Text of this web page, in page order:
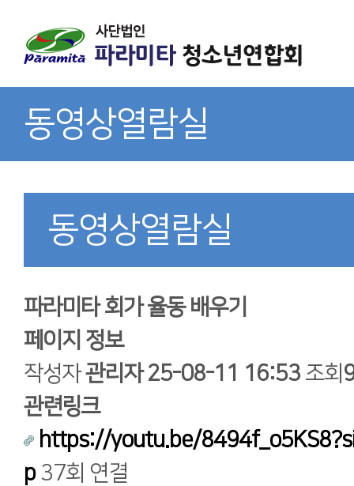
동영상열람실
동영상열람실
파라미타 회가 율동 배우기
페이지 정보
작성자관리자 25-08-11 16:53 조회
관련링크
https://youtu.be/
p 37회 연결